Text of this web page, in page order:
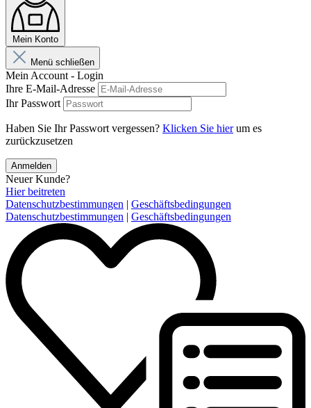
Mein Konto
Menü schließen
Mein Account - Login
Ihre E-Mail-Adresse
Ihr Passwort
Haben Sie Ihr Passwort vergessen? Klicken Sie hierum es
zurückzusetzen
Anmelden
Neuer Kunde?
Hier beitreten
Datenschutzbestimmungen | Geschäftsbedingungen
Datenschutzbestimmungen | Geschäftsbedingungen